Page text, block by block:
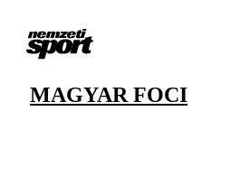
MAGYAR FOCI